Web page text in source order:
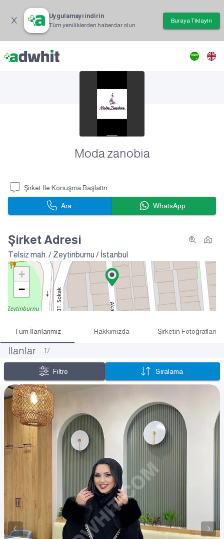
Uygulamayı indirin
Tüm yeniliklerden haberdar olun
Buraya Tıklayın
Moda zanobia
Şirket Ile Konuşma Başlatın
Ara WhatsApp
Şirket Adresi
Telsiz mah. / Zeytinburnu / İstanbul
+
−
Tüm İlanlarımız Hakkımızda Şirketin Fotoğrafları
İlanlar 17
Filtre Sıralama